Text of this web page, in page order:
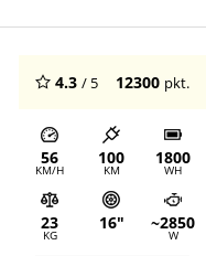
4.3 / 5 12300 pkt.
56
KM/H
100
KM
1800
WH
23
KG
16" ~2850
W